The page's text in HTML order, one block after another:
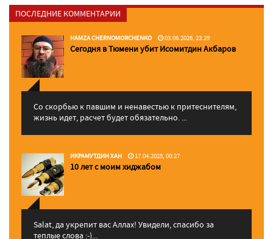
ПОСЛЕДНИЕ КОММЕНТАРИИ
HAMZA CHERNOMORCHENKO 03.06.2026, 23:29
Сегодня в Тюмени убит Исомитдин Акбаров
Со скорбью к павшим и ненавестью к притеснителям,
жизнь идет, расчет будет обязательно. ...
ИКРАМУТДИН ХАН 17.04.2025, 00:27
10 лет с моим хиджабом
Salat, да укрепит вас Аллаx! Увидели, спасибо за
теплые слова :-)...